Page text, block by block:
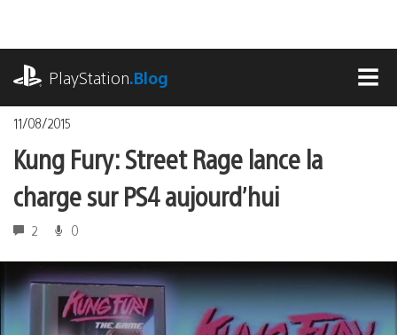
contenu
PlayStation.Blog
11/08/2015
Kung Fury: Street Rage lance la
charge sur PS4 aujourd’hui
2 0